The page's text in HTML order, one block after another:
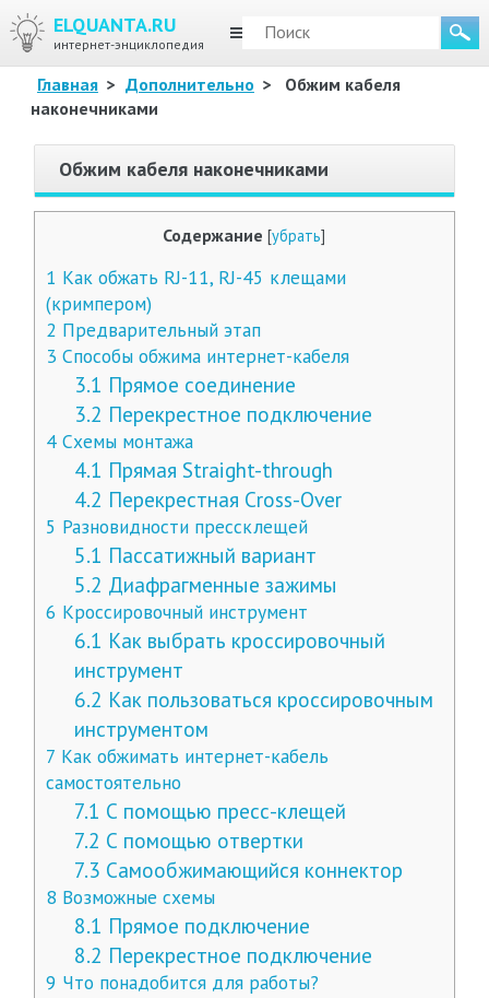
ELQUANTA.RU
интернет-энциклопедия
МЕНЮ
Главная > Дополнительно >
Обжим кабеля
наконечниками
Обжим кабеля наконечниками
Содержание [убрать]
1 Как обжать RJ-11, RJ-45 клещами
(кримпером)
2 Предварительный этап
3 Способы обжима интернет-кабеля
3.1 Прямое соединение
3.2 Перекрестное подключение
4Схемы монтажа
4.1 Прямая Straight-through
4.2 Перекрестная Cross-Over
5 Разновидности прессклещей
5.1 Пассатижный вариант
5.2 Диафрагменные зажимы
6 Кроссировочный инструмент
6.1 Как выбрать кроссировочный
инструмент
6.2 Как пользоваться кроссировочным
инструментом
7 Как обжимать интернет-кабель
самостоятельно
7.1 С помощью пресс-клещей
7.2 С помощью отвертки
7.3 Самообжимающийся коннектор
8 Возможные схемы
8.1 Прямое подключение
8.2 Перекрестное подключение
9 Что понадобится для работы?